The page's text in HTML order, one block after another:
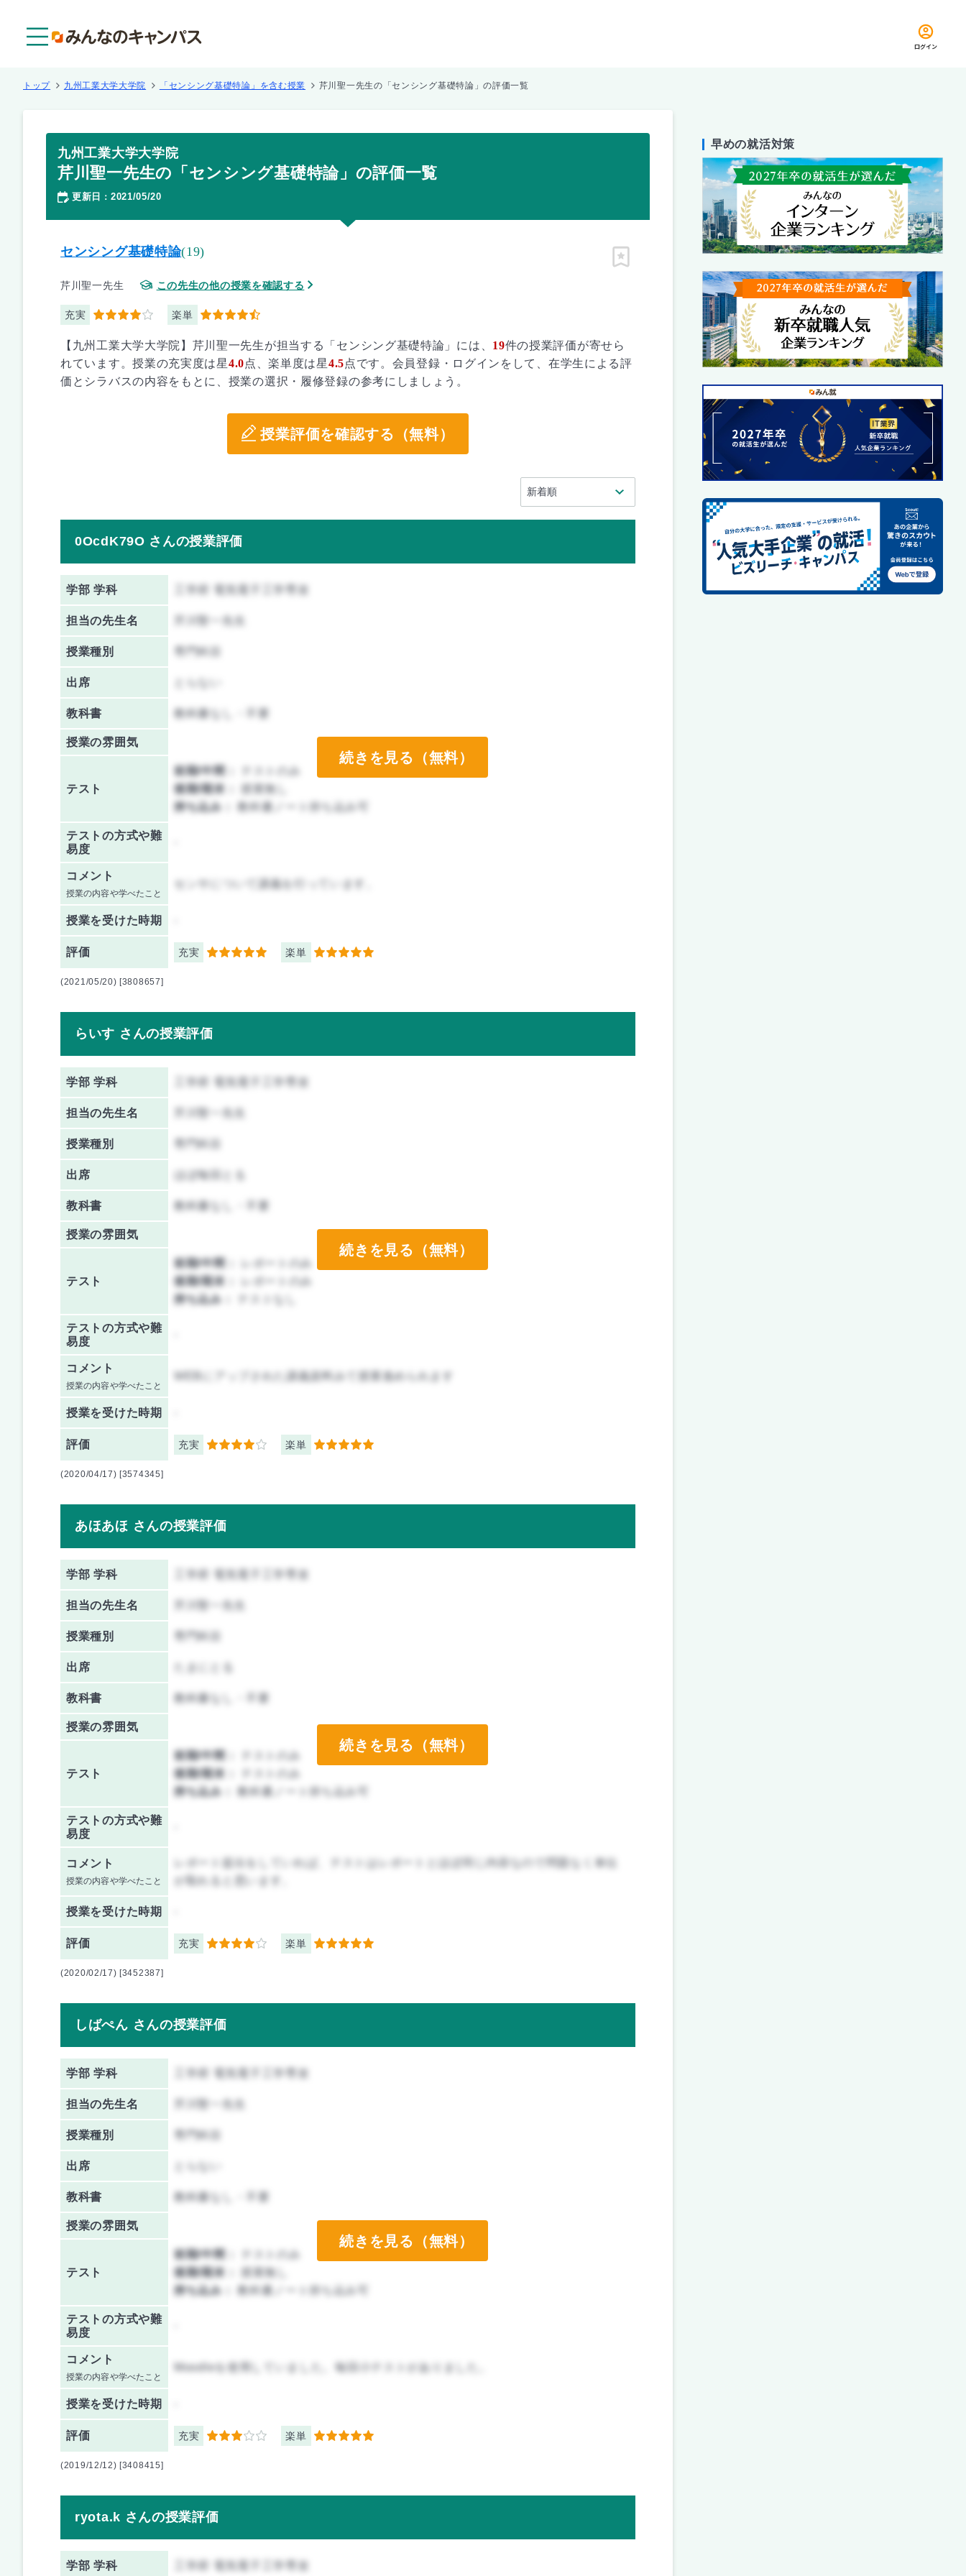
ログイン
トップ 九州工業大学大学院 「センシング基礎特論」を含む授業 芹川聖一先生の「センシング基礎特論」の評価一覧
九州工業大学大学院
芹川聖一先生の「センシング基礎特論」の評価一覧
更新日 ： 2021/05/20
センシング基礎特論(19)
芹川聖一先生 この先生の他の授業を確認する
充実 4 楽単 4.5
ピン留め
【九州工業大学大学院】芹川聖一先生が担当する「センシング基礎特論」には、 19件の授業評価が寄せら
れています。授業の充実度は星4.0点、楽単度は星4.5点です。会員登録・ログインをして、在学生による評
価とシラバスの内容をもとに、授業の選択・履修登録の参考にしましょう。
授業評価を確認する（無料）
0OcdK79O さんの授業評価
学部 学科
担当の先生名
授業種別 専門科目
出席
教科書 教科書なし・不要
授業の雰囲気
テスト
前期/中間：
テストのみ
後期/期末：
授業無し
持ち込み：
教科書ノート持ち込み可
テストの方式や難
易度
コメント
授業の内容や学べたこと
センサについて講義を行っています。
授業を受けた時期
評価 充実 5 楽単 5
続きを見る（無料）
(2021/05/20) [3808657]
らいす さんの授業評価
学部 学科
担当の先生名
授業種別 専門科目
出席 ほぼ毎回とる
教科書 教科書なし・不要
授業の雰囲気
テスト
前期/中間：
レポートのみ
後期/期末：
レポートのみ
持ち込み：
テストの方式や難
易度
コメント
授業の内容や学べたこと
WEBにアップされた講義資料みて授業進められます
授業を受けた時期
評価 充実 4 楽単 5
続きを見る（無料）
(2020/04/17) [3574345]
あほあほ さんの授業評価
学部 学科
担当の先生名
授業種別 専門科目
出席
教科書 教科書なし・不要
授業の雰囲気
テスト
前期/中間：
テストのみ
後期/期末：
テストのみ
持ち込み：
教科書ノート持ち込み可
テストの方式や難
易度
コメント
授業の内容や学べたこと
レポート提出をしていれば、テストはレポートとほぼ同じ内容なので問題なく単位
授業を受けた時期
評価 充実 4 楽単 5
続きを見る（無料）
(2020/02/17) [3452387]
しばぺん さんの授業評価
学部 学科
担当の先生名
授業種別 専門科目
出席
教科書 教科書なし・不要
授業の雰囲気
テスト
前期/中間：
テストのみ
後期/期末：
授業無し
持ち込み：
教科書ノート持ち込み可
テストの方式や難
易度
コメント
授業の内容や学べたこと
Moodleを使用していました。毎回小テストがありました。
授業を受けた時期
評価 充実 3 楽単 5
続きを見る（無料）
(2019/12/12) [3408415]
ryota.k さんの授業評価
学部 学科
早めの就活対策